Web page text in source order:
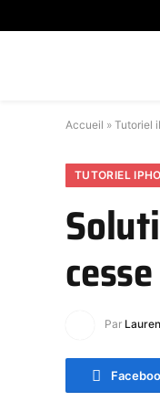
Accueil » Tutoriel
TUTORIEL
cesse
Par